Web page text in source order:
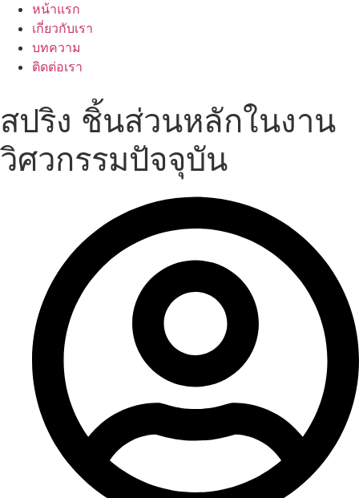
หน้าแรก
เกี่ยวกับเรา
บทความ
ติดต่อเรา
สปริง ชิ้นส่วนหลักในงาน
วิศวกรรมปัจจุบัน